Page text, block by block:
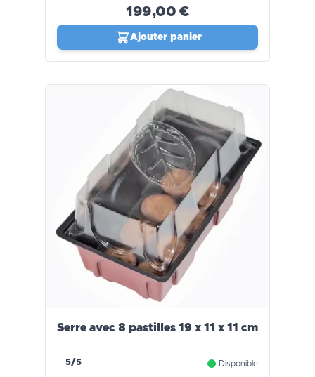
199,00 €
Ajouter panier
Serre avec 8 pastilles 19 x 11 x 11 cm
5/5 Disponible